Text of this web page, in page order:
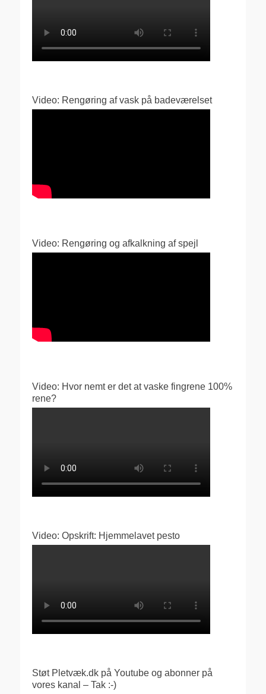
Video: Rengøring af vask på badeværelset
Video: Rengøring og afkalkning af spejl
Video: Hvor nemt er det at vaske fingrene 100%
rene?
Video: Opskrift: Hjemmelavet pesto
Støt Pletvæk.dk på Youtube og abonner på
vores kanal – Tak :-)